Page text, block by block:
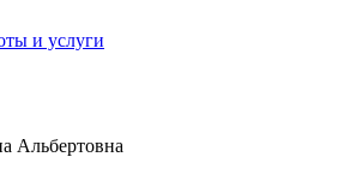
и услуги
Альбертовна